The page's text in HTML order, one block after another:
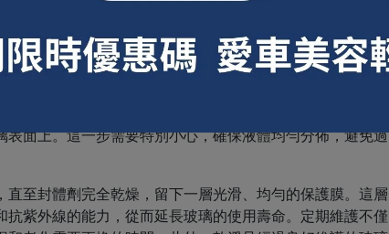
劑是非常關鍵的。推薦的使用頻率是每2-3個月重新塗抹一
也能持續保護玻璃免受污垢和磨損的侵害。這種維護頻率
最佳視覺效果和功能性。在塗抹玻璃封體劑時，遵循正確
且無塵。這通常需要用到高品質的玻璃清潔劑和乾淨的布
玻璃清潔完成，便可開始塗抹封體劑。使用軟布或是專用
面上。這一步需要特別小心，確保液體均勻分佈，避免過
至封體劑完全乾燥，留下一層光滑、均勻的保護膜。這層
紫外線的能力，從而延長玻璃的使用壽命。定期維護不僅